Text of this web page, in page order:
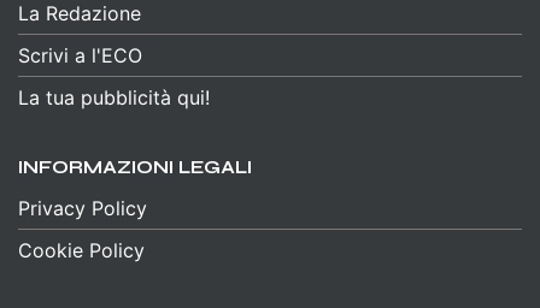
La Redazione
Scrivi a l'ECO
La tua pubblicità qui!
INFORMAZIONI LEGALI
Privacy Policy
Cookie Policy